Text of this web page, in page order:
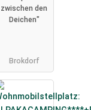
zwischen den
Deichen"
Brokdorf